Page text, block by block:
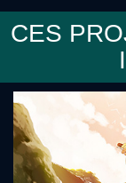
CES